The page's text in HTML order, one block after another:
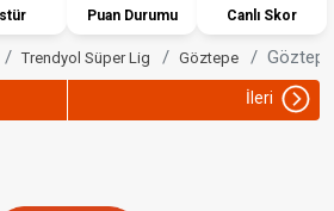
Puan Durumu Canlı Skor
Trendyol Süper Lig Göztepe
İleri